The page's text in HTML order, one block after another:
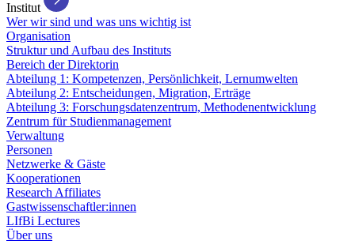
Institut
Wer wir sind und was uns wichtig ist
Organisation
Struktur und Aufbau des Instituts
Bereich der Direktorin
Abteilung 1: Kompetenzen, Persönlichkeit, Lernumwelten
Abteilung 2: Entscheidungen, Migration, Erträge
Abteilung 3: Forschungsdatenzentrum, Methodenentwicklung
Zentrum für Studienmanagement
Verwaltung
Personen
Netzwerke & Gäste
Kooperationen
Research Affiliates
Gastwissenschaftler:innen
LIfBi Lectures
Über uns